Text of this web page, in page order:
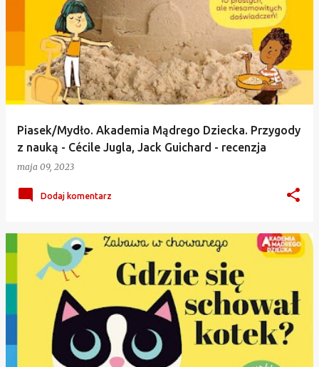
Piasek/Mydło. Akademia Mądrego Dziecka. Przygody
z nauką - Cécile Jugla, Jack Guichard - recenzja
maja 09, 2023
Dodaj komentarz